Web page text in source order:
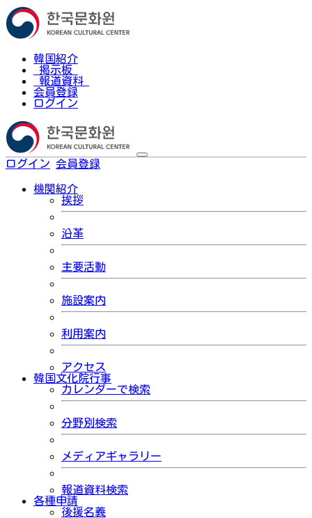
韓国紹介
掲示板
報道資料
会員登録
ログイン
ログイン 会員登録
機関紹介
挨拶
沿革
主要活動
施設案内
利用案内
アクセス
韓国文化院行事
カレンダーで検索
分野別検索
メディアギャラリー
報道資料検索
各種申請
後援名義